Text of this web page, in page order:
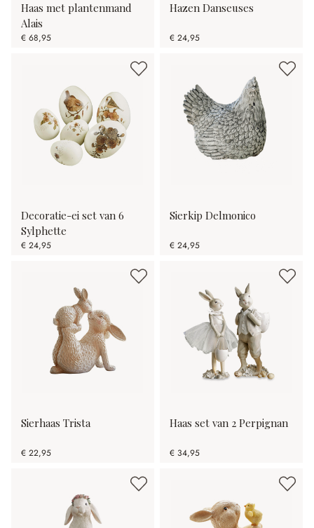
Haas met plantenmand
Alais
€ 68,95
Hazen Danseuses
€ 24,95
Decoratie-ei set van 6
Sylphette
€ 24,95
Sierkip Delmonico
€ 24,95
Sierhaas Trista
€ 22,95
Haas set van 2 Perpignan
€ 34,95